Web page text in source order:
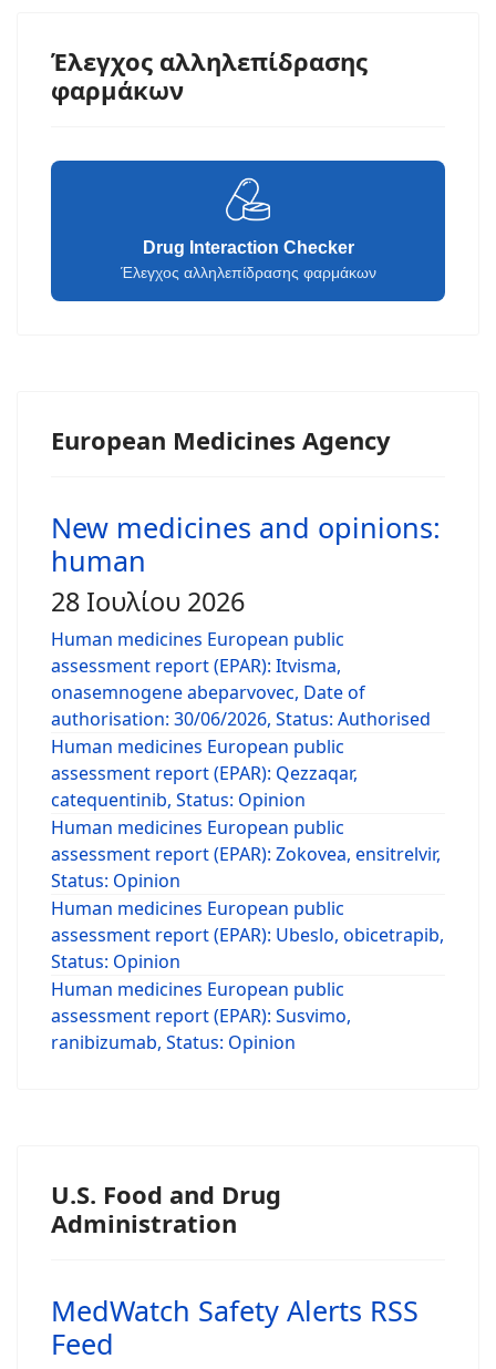
Έλεγχος αλληλεπίδρασης
φαρμάκων
Drug Interaction Checker
Έλεγχος αλληλεπίδρασης φαρμάκων
European Medicines Agency
New medicines and opinions:
human
28 Ιουλίου 2026
Human medicines European public
assessment report (EPAR): Itvisma,
onasemnogene abeparvovec, Date of
authorisation: 30/06/2026, Status: Authorised
Human medicines European public
assessment report (EPAR): Qezzaqar,
catequentinib, Status: Opinion
Human medicines European public
assessment report (EPAR): Zokovea, ensitrelvir,
Status: Opinion
Human medicines European public
assessment report (EPAR): Ubeslo, obicetrapib,
Status: Opinion
Human medicines European public
assessment report (EPAR): Susvimo,
ranibizumab, Status: Opinion
U.S. Food and Drug
Administration
MedWatch Safety Alerts RSS
Feed